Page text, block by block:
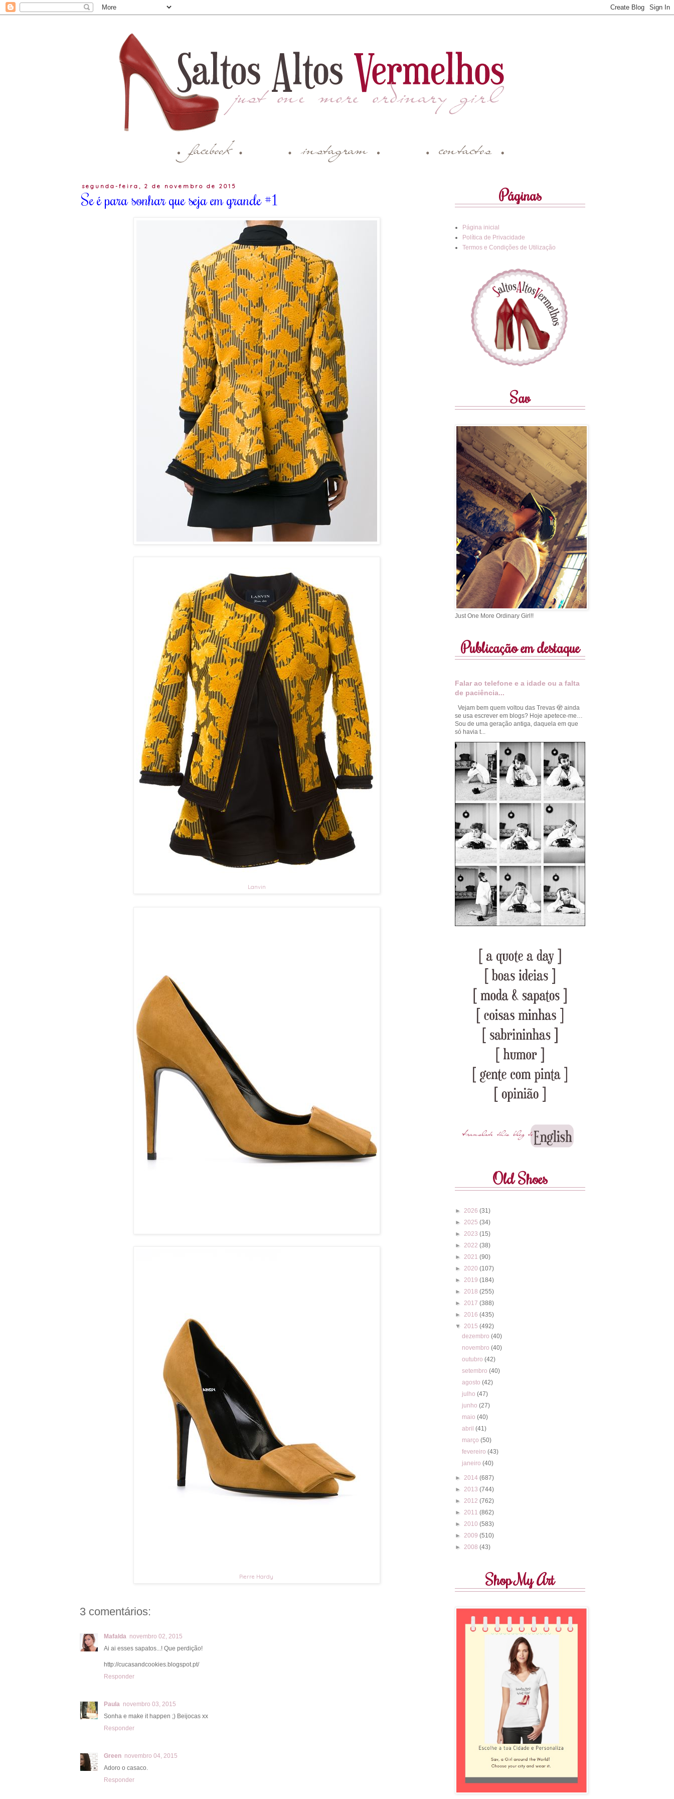
segunda-feira, 2 de novembro de 2015
Se é para sonhar que seja em grande #1
Lanvin
Pierre Hardy
3 comentários:
Mafalda novembro 02, 2015
Ai ai esses sapatos...! Que perdição!
http://cucasandcookies.blogspot.pt/
Responder
Paula novembro 03, 2015
Sonha e make it happen ;) Beijocas xx
Responder
Green novembro 04, 2015
Adoro o casaco.
Responder
Páginas
Página inicial
Política de Privacidade
Termos e Condições de Utilização
Sav
Just One More Ordinary Girl!!
Publicação em destaque
Falar ao telefone e a idade ou a falta
de paciência...
Vejam bem quem voltou das Trevas 🫣 ainda
se usa escrever em blogs? Hoje apetece-me…
Sou de uma geração antiga, daquela em que
só havia t...
Old Shoes
► 2026 (31)
► 2025 (34)
► 2023 (15)
► 2022 (38)
► 2021 (90)
► 2020 (107)
► 2019 (184)
► 2018 (255)
► 2017 (388)
► 2016 (435)
▼ 2015 (492)
dezembro(40)
novembro(40)
outubro(42)
setembro(40)
agosto(42)
julho(47)
junho(27)
maio(40)
abril(41)
março(50)
fevereiro(43)
janeiro(40)
► 2014 (687)
► 2013 (744)
► 2012 (762)
► 2011 (862)
► 2010 (583)
► 2009 (510)
► 2008 (43)
Shop My Art